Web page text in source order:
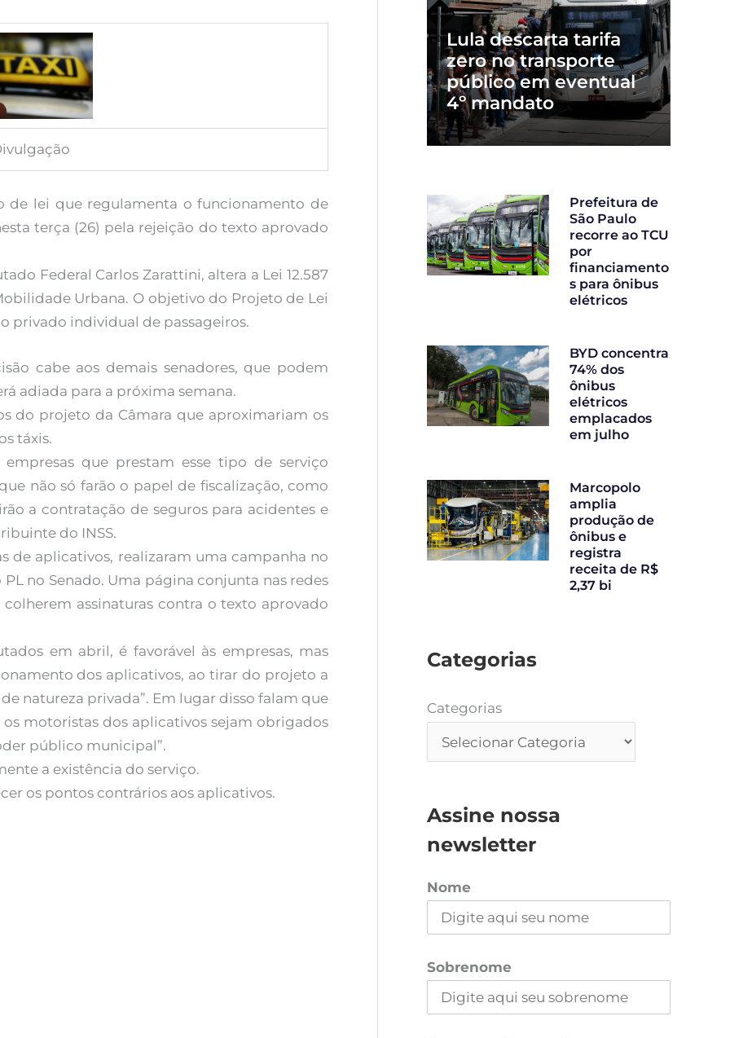
de lei que regulamenta o funcionamento de
terça (26) pela rejeição do texto aprovado
Federal Carlos Zarattini, altera a Lei 12.587
Urbana. O objetivo do Projeto de Lei
privado individual de passageiros.
cabe aos demais senadores, que podem
adiada para a próxima semana.
do projeto da Câmara que aproximariam os
táxis.
que prestam esse tipo de serviço
não só farão o papel de fiscalização, como
a contratação de seguros para acidentes e
do INSS.
de aplicativos, realizaram uma campanha no
no Senado. Uma página conjunta nas redes
assinaturas contra o texto aprovado
em abril, é favorável às empresas, mas
dos aplicativos, ao tirar do projeto a
natureza privada”. Em lugar disso falam que
motoristas dos aplicativos sejam obrigados
público municipal”.
a existência do serviço.
os pontos contrários aos aplicativos.
Lula descarta tarifa
zero no transporte
público em eventual
4º mandato
Prefeitura de
São Paulo
recorre ao TCU
por
financiamento
s para ônibus
elétricos
BYD concentra
74% dos
ônibus
elétricos
emplacados
em julho
Marcopolo
amplia
produção de
ônibus e
registra
receita de R$
2,37 bi
Categorias
Categorias
Assine nossa
newsletter
Nome
Sobrenome